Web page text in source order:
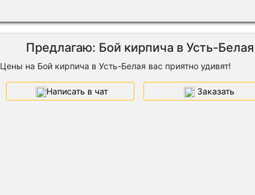
Предлагаю: Бой кирпича в Усть-Белая
Цены на Бой кирпича в Усть-Белая вас приятно удивят!
Написать в чат Заказать